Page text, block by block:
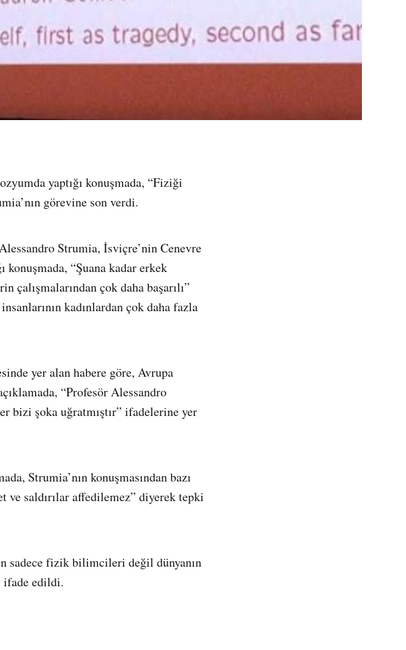
yaptığı konuşmada, “Fiziği
görevine son verdi.
Strumia, İsviçre’nin Cenevre
konuşmada, “Şuana kadar erkek
çalışmalarından çok daha başarılı”
kadınlardan çok daha fazla
yer alan habere göre, Avrupa
“Profesör Alessandro
bizi şoka uğratmıştır” ifadelerine yer
Strumia’nın konuşmasından bazı
saldırılar affedilemez” diyerek tepki
sadece fizik bilimcileri değil dünyanın
ifade edildi.